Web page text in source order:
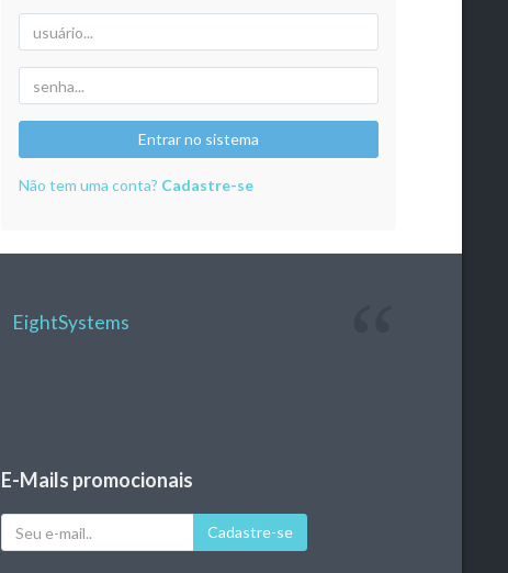
Entrar no sistema
Não tem uma conta? Cadastre-se
EightSystems
E-Mails promocionais
Seu
Cadastre-se